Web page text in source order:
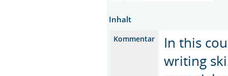
Inhalt
Kommentar
In this
writing